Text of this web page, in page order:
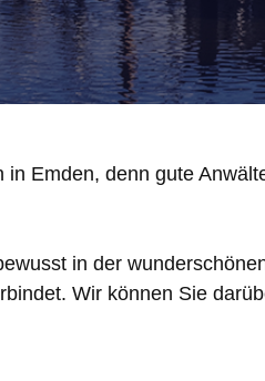
Emden, denn gute
in der
Wir können Sie